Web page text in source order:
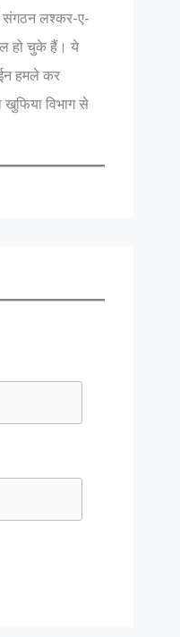
हैं, तो आपको भी एक बार
चाहिए। यहाँ आपको प्रकृति
नजर आएगा। जहां कहीं भी
भगवान में हो...